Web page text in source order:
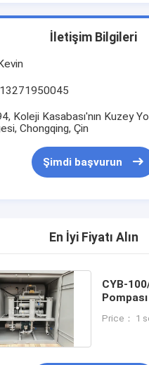
İletişim Bilgileri
Koleji Kasabası'nın Kuzey
Chongqing, Çin
Şimdi başvurun
En İyi Fiyatı Alın
CYB-
Makine
Price： 1